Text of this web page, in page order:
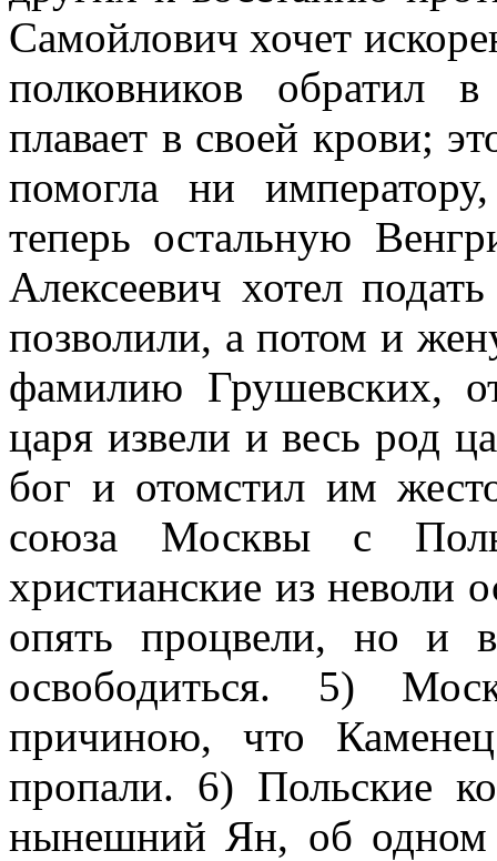
Самойлович хочет
полковников обратил
плавает в своей крови;
помогла ни
теперь остальную
Алексеевич хотел
позволили, а потом и
фамилию Грушевских,
царя извели и весь род
бог и отомстил им
союза Москвы с
христианские из неволи
опять процвели, но и
освободиться. 5)
причиною, что
пропали. 6) Польские
нынешний Ян, об одном